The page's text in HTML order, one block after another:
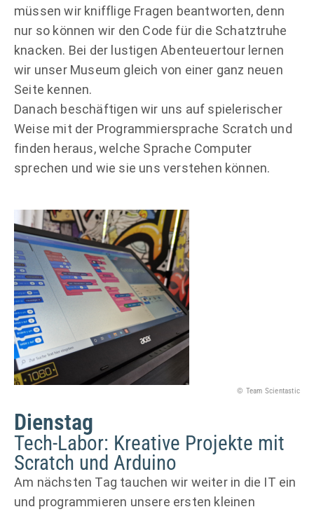
müssen wir knifflige Fragen beantworten, denn
nur so können wir den Code für die Schatztruhe
knacken. Bei der lustigen Abenteuertour lernen
wir unser Museum gleich von einer ganz neuen
Seite kennen.
Danach beschäftigen wir uns auf spielerischer
Weise mit der Programmiersprache Scratch und
finden heraus, welche Sprache Computer
sprechen und wie sie uns verstehen können.
© Team Scientastic
Dienstag
Tech-Labor: Kreative Projekte mit
Scratch und Arduino
Am nächsten Tag tauchen wir weiter in die IT ein
und programmieren unsere ersten kleinen